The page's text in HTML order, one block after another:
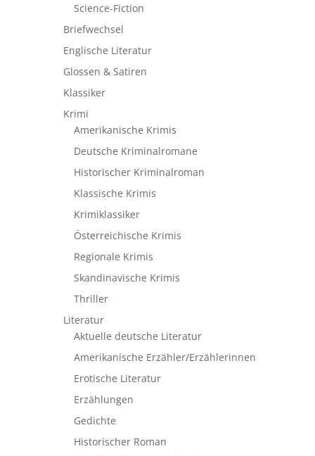
Science-Fiction
Briefwechsel
Englische Literatur
Glossen & Satiren
Klassiker
Krimi
Amerikanische Krimis
Deutsche Kriminalromane
Historischer Kriminalroman
Klassische Krimis
Krimiklassiker
Österreichische Krimis
Regionale Krimis
Skandinavische Krimis
Thriller
Literatur
Aktuelle deutsche Literatur
Amerikanische Erzähler/Erzählerinnen
Erotische Literatur
Erzählungen
Gedichte
Historischer Roman